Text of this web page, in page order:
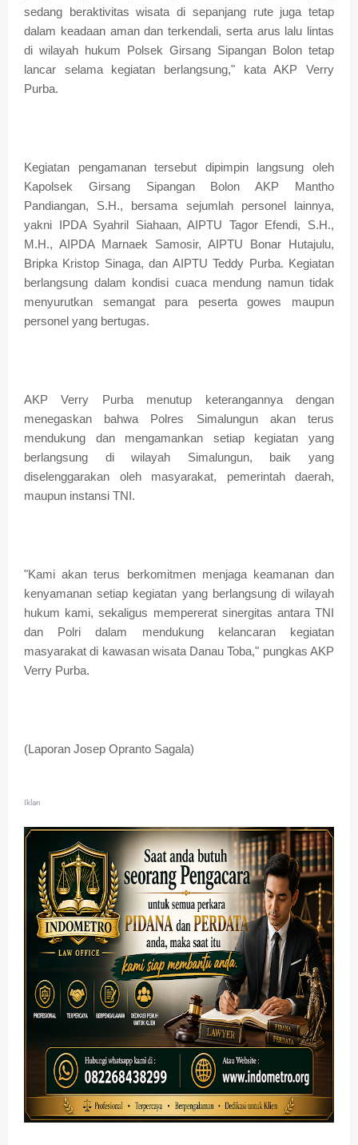
sedang beraktivitas wisata di sepanjang rute juga tetap
dalam keadaan aman dan terkendali, serta arus lalu lintas
di wilayah hukum Polsek Girsang Sipangan Bolon tetap
lancar selama kegiatan berlangsung," kata AKP Verry
Purba.
Kegiatan pengamanan tersebut dipimpin langsung oleh
Kapolsek Girsang Sipangan Bolon AKP Mantho
Pandiangan, S.H., bersama sejumlah personel lainnya,
yakni IPDA Syahril Siahaan, AIPTU Tagor Efendi, S.H.,
M.H., AIPDA Marnaek Samosir, AIPTU Bonar Hutajulu,
Bripka Kristop Sinaga, dan AIPTU Teddy Purba. Kegiatan
berlangsung dalam kondisi cuaca mendung namun tidak
menyurutkan semangat para peserta gowes maupun
personel yang bertugas.
AKP Verry Purba menutup keterangannya dengan
menegaskan bahwa Polres Simalungun akan terus
mendukung dan mengamankan setiap kegiatan yang
berlangsung di wilayah Simalungun, baik yang
diselenggarakan oleh masyarakat, pemerintah daerah,
maupun instansi TNI.
"Kami akan terus berkomitmen menjaga keamanan dan
kenyamanan setiap kegiatan yang berlangsung di wilayah
hukum kami, sekaligus mempererat sinergitas antara TNI
dan Polri dalam mendukung kelancaran kegiatan
masyarakat di kawasan wisata Danau Toba," pungkas AKP
Verry Purba.
(Laporan Josep Opranto Sagala)
Iklan